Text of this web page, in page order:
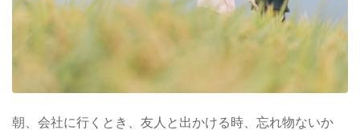
朝、会社に行くとき、友人と出かける時、忘れ物ないか